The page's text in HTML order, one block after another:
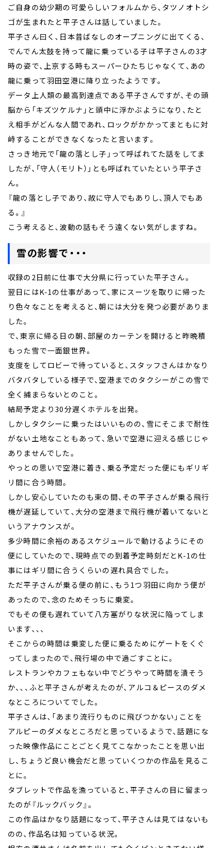
ご自身の幼少期の可愛らしいフォルムから、タツノオトシ
ゴが生まれたと平子さんは話していました。
平子さん曰く、日本昔ばなしのオープニングに出てくる、
でんでん太鼓を持って龍に乗っている子は平子さんの3才
時の姿で、上京する時もスーパーひたちじゃなくて、あの
龍に乗って羽田空港に降り立ったようです。
データ上人類の最高到達点である平子さんですが、その頭
脳から「キズツケルナ」と頭中に浮かぶようになり、たと
え相手がどんな人間であれ、ロックがかかってまともに対
峙することができなくなったと言います。
さっき地元で「龍の落とし子」って呼ばれてた話をしてま
したが、「守人（モリト）」とも呼ばれていたという平子さ
ん。
『龍の落とし子であり、故に守人でもありし、頂人でもあ
る。』
こう考えると、波動の話もそう遠くない気がしますね。
雪の影響で・・・
収録の2日前に仕事で大分県に行っていた平子さん。
翌日にはK-1の仕事があって、家にスーツを取りに帰った
り色々なことを考えると、朝には大分を発つ必要がありま
した。
で、東京に帰る日の朝、部屋のカーテンを開けると昨晩積
もった雪で一面銀世界。
支度をしてロビーで待っていると、スタッフさんはかなり
バタバタしている様子で、空港までのタクシーがこの雪で
全く捕まらないとのこと。
結局予定より30分遅くホテルを出発。
しかしタクシーに乗ったはいいものの、雪にそこまで耐性
がない土地なこともあって、急いで空港に迎える感じじゃ
ありませんでした。
やっとの思いで空港に着き、乗る予定だった便にもギリギ
リ間に合う時間。
しかし安心していたのも束の間、その平子さんが乗る飛行
機が遅延していて、大分の空港まで飛行機が着いてないと
いうアナウンスが。
多少時間に余裕のあるスケジュールで動けるようにその
便にしていたので、現時点での到着予定時刻だとK-1の仕
事にはギリ間に合うくらいの遅れ具合でした。
ただ平子さんが乗る便の前に、もう1つ羽田に向かう便が
あったので、念のためそっちに乗変。
でもその便も遅れていて八方塞がりな状況に陥ってしま
います、、、
そこからの時間は乗変した便に乗るためにゲートをくぐ
ってしまったので、飛行場の中で過ごすことに。
レストランやカフェもない中でどうやって時間を潰そう
か、、、ふと平子さんが考えたのが、アルコ＆ピースのダメ
なところについてでした。
平子さんは、「あまり流行りものに飛びつかない」ことを
アルピーのダメなところだと思っているようで、話題にな
った映像作品にことごとく見てこなかったことを思い出
し、ちょうど良い機会だと思っていくつかの作品を見るこ
とに。
タブレットで作品を漁っていると、平子さんの目に留まっ
たのが『ルックバック』。
この作品はかなり話題になって、平子さんは見てはないも
のの、作品名は知っている状況。